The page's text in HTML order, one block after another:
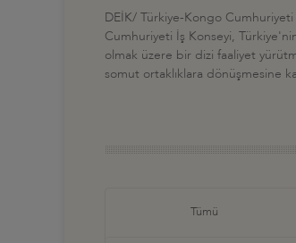
DEİK/ Türkiye-Kongo Cumhuriyeti
Cumhuriyeti İş Konseyi,
olmak üzere bir dizi faaliyet
somut ortaklıklara dönüşmesine
Tümü